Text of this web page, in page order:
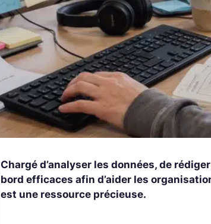
Chargé d’analyser les données, de
bord efficaces afin d’aider les
est une ressource précieuse.